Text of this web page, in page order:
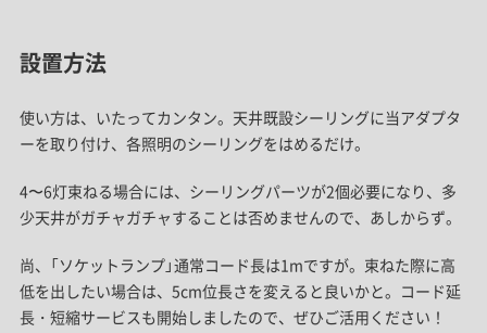
設置方法
使い方は、いたってカンタン。天井既設シーリングに当アダプタ
ーを取り付け、各照明のシーリングをはめるだけ。
4〜6灯束ねる場合には、シーリングパーツが2個必要になり、多
少天井がガチャガチャすることは否めませんので、あしからず。
尚、「ソケットランプ」通常コード長は1mですが。束ねた際に高
低を出したい場合は、5cm位長さを変えると良いかと。コード延
長・短縮サービスも開始しましたので、ぜひご活用ください！